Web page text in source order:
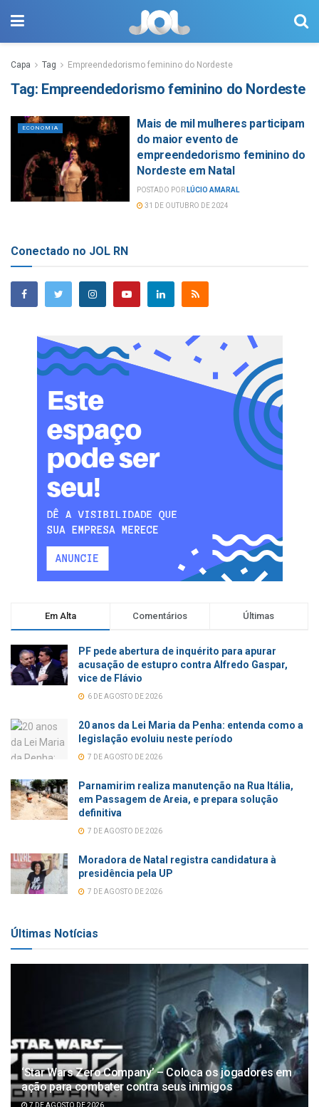
Capa Tag Empreendedorismo feminino do Nordeste
Tag: Empreendedorismo feminino do Nordeste
ECONOMIA
Mais de mil mulheres participam
do maior evento de
empreendedorismo feminino do
Nordeste em Natal
POSTADO POR LÚCIO AMARAL
31 DE OUTUBRO DE 2024
Conectado no JOL RN
Em Alta Comentários Últimas
PF pede abertura de inquérito para apurar
acusação de estupro contra Alfredo Gaspar,
vice de Flávio
6 DE AGOSTO DE 2026
20 anos da Lei Maria da Penha: entenda como a
legislação evoluiu neste período
7 DE AGOSTO DE 2026
Parnamirim realiza manutenção na Rua Itália,
em Passagem de Areia, e prepara solução
definitiva
7 DE AGOSTO DE 2026
Moradora de Natal registra candidatura à
presidência pela UP
7 DE AGOSTO DE 2026
Últimas Notícias
‘Star Wars Zero Company’ – Coloca os jogadores em
ação para combater contra seus inimigos
7 DE AGOSTO DE 2026